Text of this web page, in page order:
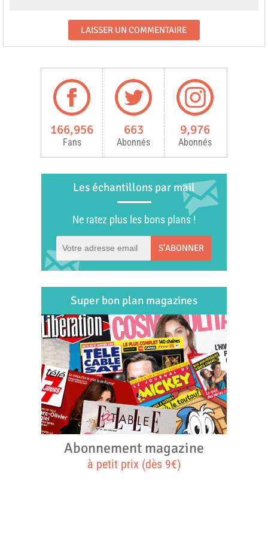
166,956
Fans
663
Abonnés
9,976
Abonnés
Les échantillons par mail
Ne ratez plus les bons plans !
S'ABONNER
Super bon plan magazines
Abonnement magazine
à petit prix (dès 9€)